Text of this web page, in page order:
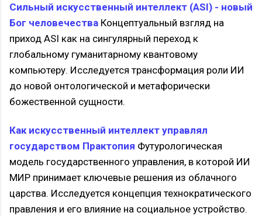
Сильный искусственный интеллект (ASI) - новый
Бог человечества Концептуальный взгляд на
приход ASI как на сингулярный переход к
глобальному гуманитарному квантовому
компьютеру. Исследуется трансформация роли ИИ
до новой онтологической и метафорически
божественной сущности.
Как искусственный интеллект управлял
государством Практопия Футурологическая
модель государственного управления, в которой ИИ
МИР принимает ключевые решения из облачного
царства. Исследуется концепция технократического
правления и его влияние на социальное устройство.